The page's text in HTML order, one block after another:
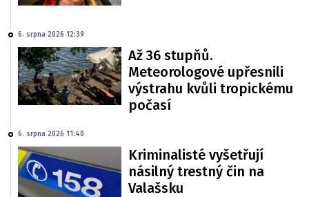
6. srpna 2026 12:39
Až 36 stupňů.
Meteorologové upřesnili
výstrahu kvůli tropickému
počasí
6. srpna 2026 11:40
Kriminalisté vyšetřují
násilný trestný čin na
Valašsku